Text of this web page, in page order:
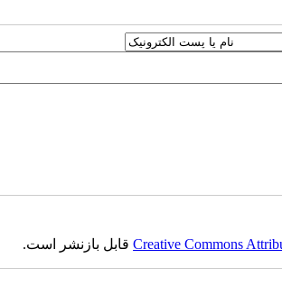
Creative Commonsقابل بازنشر است.